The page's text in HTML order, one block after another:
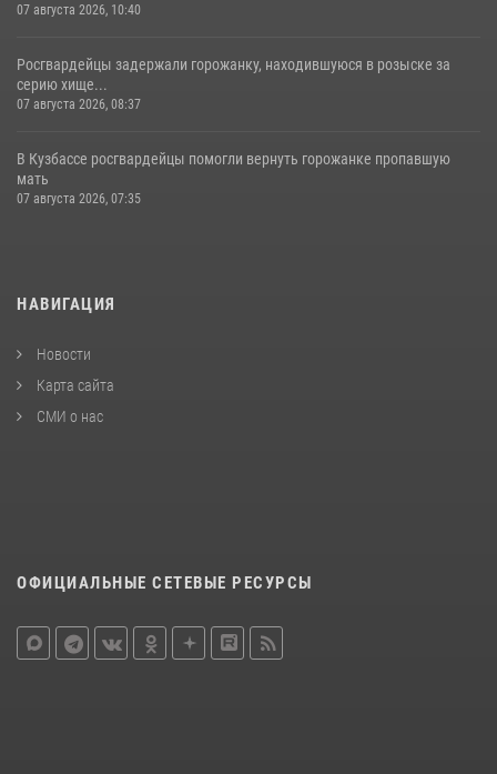
07 августа 2026, 10:40
Росгвардейцы задержали горожанку, находившуюся в розыске за
серию хище...
07 августа 2026, 08:37
В Кузбассе росгвардейцы помогли вернуть горожанке пропавшую
мать
07 августа 2026, 07:35
НАВИГАЦИЯ
Новости
Карта сайта
СМИ о нас
ОФИЦИАЛЬНЫЕ СЕТЕВЫЕ РЕСУРСЫ